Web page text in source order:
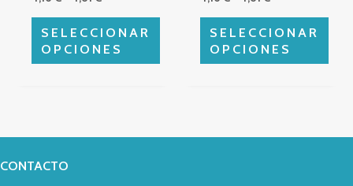
SELECCIONAR
OPCIONES
página
de
SELECCIONAR
OPCIONES
página
de
CONTACTO